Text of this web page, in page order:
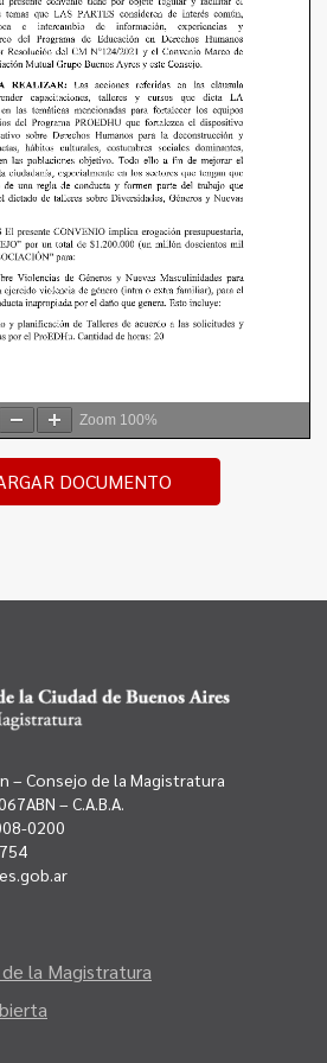
Zoom 100%
DOCUMENTO
– Consejo de la Magistratura
– C.A.B.A.
0200
la Magistratura